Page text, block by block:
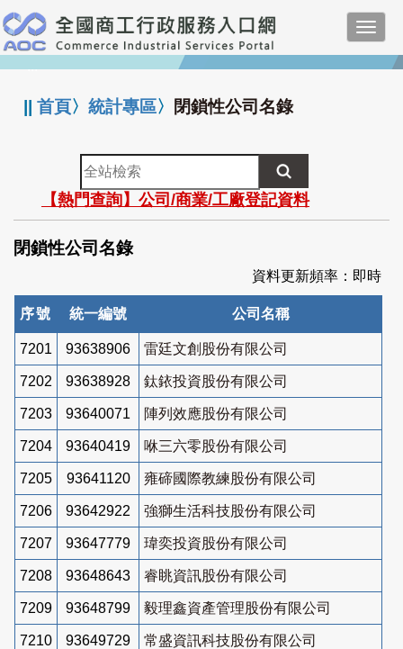
跳
到
主
要
:::
||首頁〉統計專區〉 閉鎖性公司名錄
全
站
檢
索
【熱門查詢】公司/商業/工廠登記資料
閉鎖性公司名錄
資料更新頻率：即時
序號 統一編號 公司名稱
7201 93638906 雷廷文創股份有限公司
7202 93638928 鈦銥投資股份有限公司
7203 93640071 陣列效應股份有限公司
7204 93640419 咻三六零股份有限公司
7205 93641120 雍碲國際教練股份有限公司
7206 93642922 強獅生活科技股份有限公司
7207 93647779 瑋奕投資股份有限公司
7208 93648643 睿眺資訊股份有限公司
7209 93648799 毅理鑫資產管理股份有限公司
7210 93649729 常盛資訊科技股份有限公司